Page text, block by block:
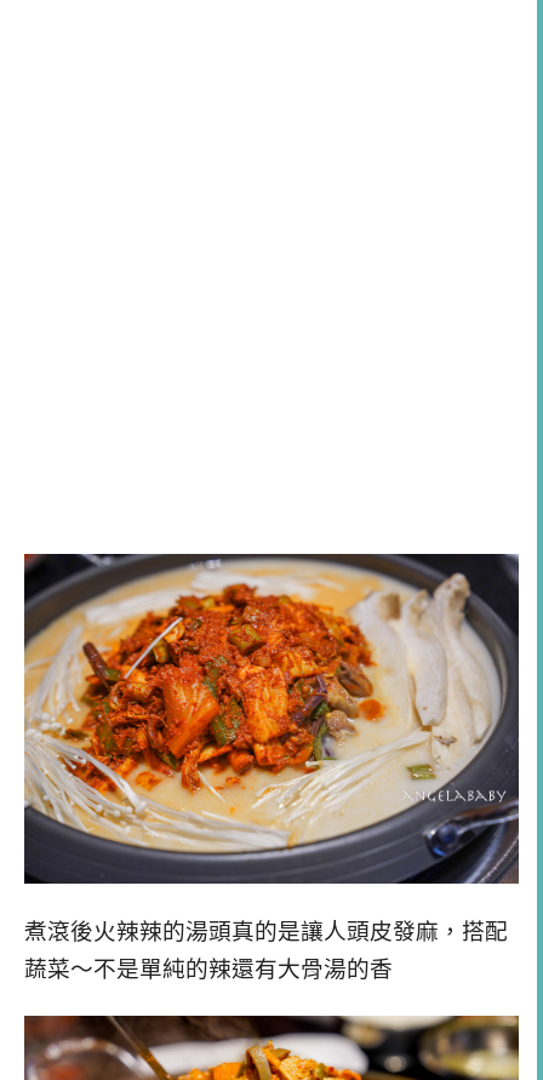
煮滾後火辣辣的湯頭真的是讓人頭皮發麻，搭配
蔬菜～不是單純的辣還有大骨湯的香